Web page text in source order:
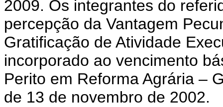
2009. Os integrantes do
percepção da Vantagem
Gratificação de Atividade
incorporado ao vencimento
Perito em Reforma Agrária –
de 13 de novembro de 2002.